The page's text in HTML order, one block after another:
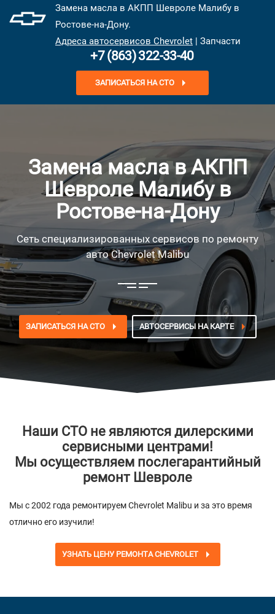
Замена масла в АКПП Шевроле Малибу в
Ростове-на-Дону.
Адреса автосервисов Chevrolet | Запчасти
+7 (863) 322-33-40
ЗАПИСАТЬСЯ НА СТО
Замена масла в АКПП
Шевроле Малибу в
Ростове-на-Дону
Сеть специализированных сервисов по ремонту
авто Chevrolet Malibu
ЗАПИСАТЬСЯ НА СТО АВТОСЕРВИСЫ НА КАРТЕ
Наши СТО не являются дилерскими
сервисными центрами!
Мы осуществляем послегарантийный
ремонт Шевроле
Мы с 2002 года ремонтируем Chevrolet Malibu и за это время
отлично его изучили!
УЗНАТЬ ЦЕНУ РЕМОНТА CHEVROLET